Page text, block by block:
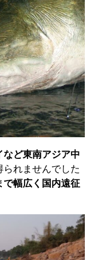
ど東南アジア中
られませんでした
で幅広く国内遠征